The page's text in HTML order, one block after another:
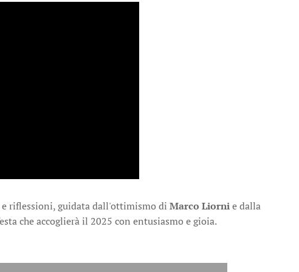
e riflessioni, guidata dall'ottimismo di Marco Liornie dalla
che accoglierà il 2025 con entusiasmo e gioia.